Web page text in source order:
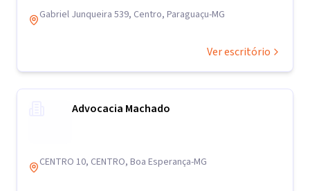
Gabriel Junqueira 539, Centro, Paraguaçu-MG
Ver escritório
Advocacia Machado
CENTRO 10, CENTRO, Boa Esperança-MG